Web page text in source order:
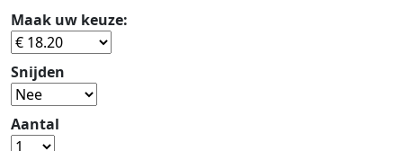
Maak uw keuze:
Snijden
Aantal